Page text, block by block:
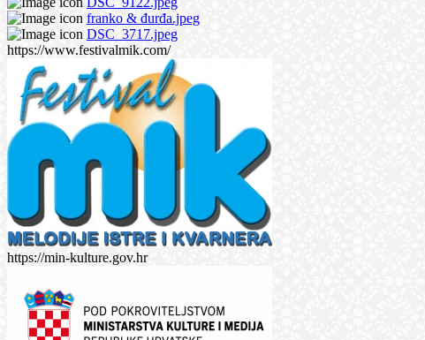
franko & đurđa.jpeg
DSC_3717.jpeg
https://www.festivalmik.com/
https://min-kulture.gov.hr